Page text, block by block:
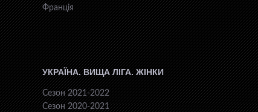
Франція
УКРАЇНА. ВИЩА ЛІГА. ЖІНКИ
Сезон 2021-2022
Сезон 2020-2021